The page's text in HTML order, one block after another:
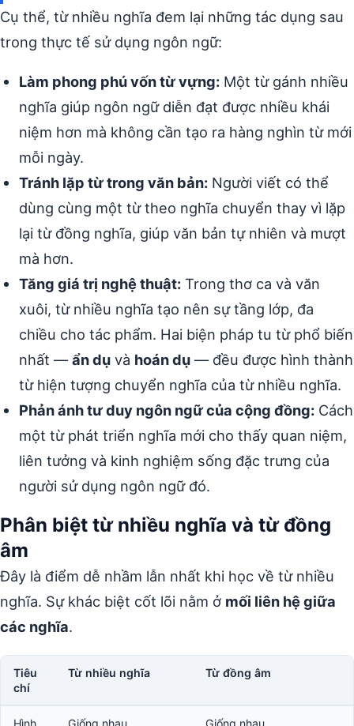
Cụ thể, từ nhiều nghĩa đem lại những tác dụng sau
trong thực tế sử dụng ngôn ngữ:
Làm phong phú vốn từ vựng: Một từ gánh nhiều
nghĩa giúp ngôn ngữ diễn đạt được nhiều khái
niệm hơn mà không cần tạo ra hàng nghìn từ mới
mỗi ngày.
Tránh lặp từ trong văn bản: Người viết có thể
dùng cùng một từ theo nghĩa chuyển thay vì lặp
lại từ đồng nghĩa, giúp văn bản tự nhiên và mượt
mà hơn.
Tăng giá trị nghệ thuật: Trong thơ ca và văn
xuôi, từ nhiều nghĩa tạo nên sự tầng lớp, đa
chiều cho tác phẩm. Hai biện pháp tu từ phổ biến
nhất —ẩn dụ và hoán dụ — đều được hình thành
từ hiện tượng chuyển nghĩa của từ nhiều nghĩa.
Phản ánh tư duy ngôn ngữ của cộng đồng: Cách
một từ phát triển nghĩa mới cho thấy quan niệm,
liên tưởng và kinh nghiệm sống đặc trưng của
người sử dụng ngôn ngữ đó.
Phân biệt từ nhiều nghĩa và từ đồng
âm
Đây là điểm dễ nhầm lẫn nhất khi học về từ nhiều
nghĩa. Sự khác biệt cốt lõi nằm ở mối liên hệ giữa
các nghĩa.
Tiêu
chí
Từ nhiều nghĩa Từ đồng âm